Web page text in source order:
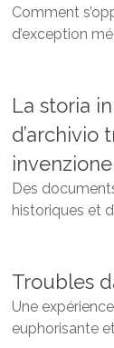
Comment
d’exception
La storia
d’archivio
Des
historiques et
Troubles
Une
euphorisante